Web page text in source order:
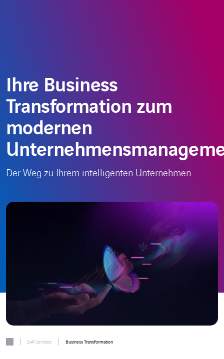
Ihre Business
Transformation zum
modernen
Der Weg zu Ihrem intelligenten Unternehmen
SAP Services Business Transformation